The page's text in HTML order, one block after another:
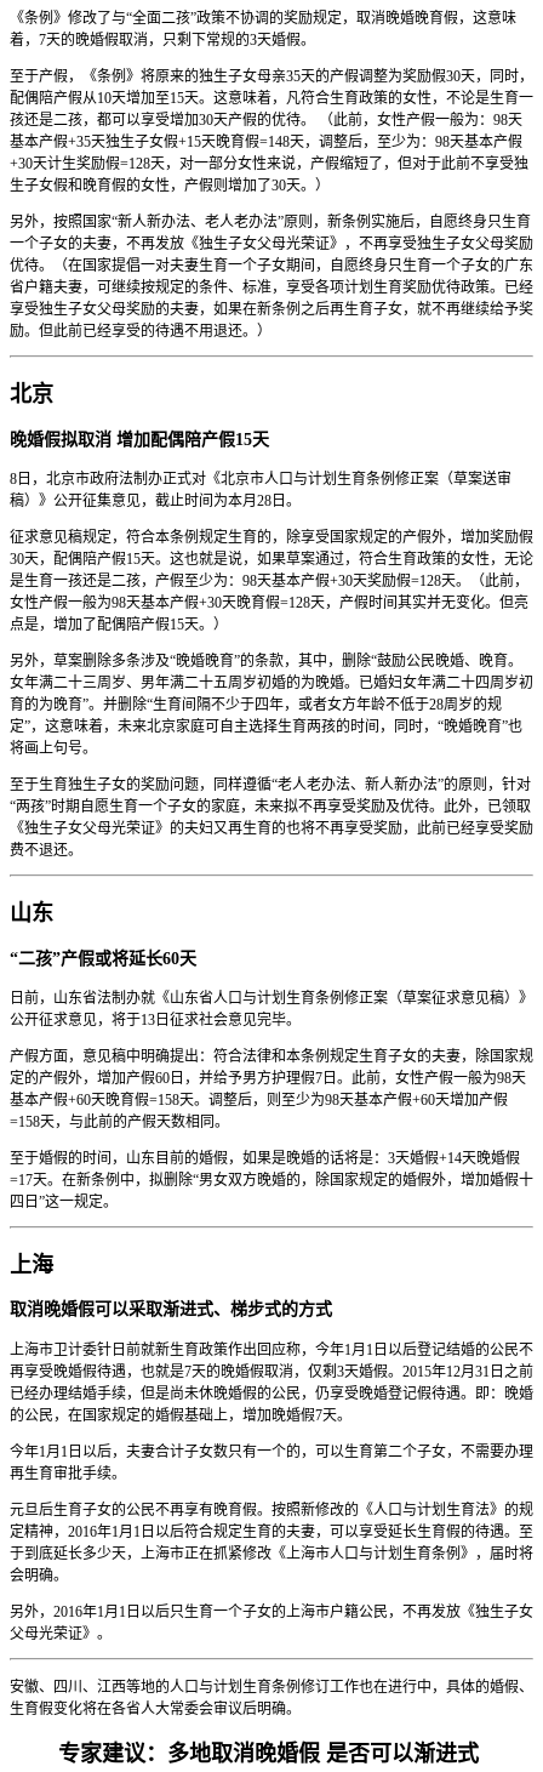
《条例》修改了与“全面二孩”政策不协调的奖励规定，取消晚婚晚育假，这意味
着，7天的晚婚假取消，只剩下常规的3天婚假。
至于产假，《条例》将原来的独生子女母亲35天的产假调整为奖励假30天，同时，
配偶陪产假从10天增加至15天。这意味着，凡符合生育政策的女性，不论是生育一
孩还是二孩，都可以享受增加30天产假的优待。 （此前，女性产假一般为：98天
基本产假+35天独生子女假+15天晚育假=148天，调整后，至少为：98天基本产假
+30天计生奖励假=128天，对一部分女性来说，产假缩短了，但对于此前不享受独
生子女假和晚育假的女性，产假则增加了30天。）
另外，按照国家“新人新办法、老人老办法”原则，新条例实施后，自愿终身只生育
一个子女的夫妻，不再发放《独生子女父母光荣证》，不再享受独生子女父母奖励
优待。（在国家提倡一对夫妻生育一个子女期间，自愿终身只生育一个子女的广东
省户籍夫妻，可继续按规定的条件、标准，享受各项计划生育奖励优待政策。已经
享受独生子女父母奖励的夫妻，如果在新条例之后再生育子女，就不再继续给予奖
励。但此前已经享受的待遇不用退还。）
北京
晚婚假拟取消 增加配偶陪产假15天
8日，北京市政府法制办正式对《北京市人口与计划生育条例修正案（草案送审
稿）》公开征集意见，截止时间为本月28日。
征求意见稿规定，符合本条例规定生育的，除享受国家规定的产假外，增加奖励假
30天，配偶陪产假15天。这也就是说，如果草案通过，符合生育政策的女性，无论
是生育一孩还是二孩，产假至少为：98天基本产假+30天奖励假=128天。（此前，
女性产假一般为98天基本产假+30天晚育假=128天，产假时间其实并无变化。但亮
点是，增加了配偶陪产假15天。）
另外，草案删除多条涉及“晚婚晚育”的条款，其中，删除“鼓励公民晚婚、晚育。
女年满二十三周岁、男年满二十五周岁初婚的为晚婚。已婚妇女年满二十四周岁初
育的为晚育”。并删除“生育间隔不少于四年，或者女方年龄不低于28周岁的规
定”，这意味着，未来北京家庭可自主选择生育两孩的时间，同时，“晚婚晚育”也
将画上句号。
至于生育独生子女的奖励问题，同样遵循“老人老办法、新人新办法”的原则，针对
“两孩”时期自愿生育一个子女的家庭，未来拟不再享受奖励及优待。此外，已领取
《独生子女父母光荣证》的夫妇又再生育的也将不再享受奖励，此前已经享受奖励
费不退还。
山东
“二孩”产假或将延长60天
日前，山东省法制办就《山东省人口与计划生育条例修正案（草案征求意见稿）》
公开征求意见，将于13日征求社会意见完毕。
产假方面，意见稿中明确提出：符合法律和本条例规定生育子女的夫妻，除国家规
定的产假外，增加产假60日，并给予男方护理假7日。此前，女性产假一般为98天
基本产假+60天晚育假=158天。调整后，则至少为98天基本产假+60天增加产假
=158天，与此前的产假天数相同。
至于婚假的时间，山东目前的婚假，如果是晚婚的话将是：3天婚假+14天晚婚假
=17天。在新条例中，拟删除“男女双方晚婚的，除国家规定的婚假外，增加婚假十
四日”这一规定。
上海
取消晚婚假可以采取渐进式、梯步式的方式
上海市卫计委针日前就新生育政策作出回应称，今年1月1日以后登记结婚的公民不
再享受晚婚假待遇，也就是7天的晚婚假取消，仅剩3天婚假。2015年12月31日之前
已经办理结婚手续，但是尚未休晚婚假的公民，仍享受晚婚登记假待遇。即：晚婚
的公民，在国家规定的婚假基础上，增加晚婚假7天。
今年1月1日以后，夫妻合计子女数只有一个的，可以生育第二个子女，不需要办理
再生育审批手续。
元旦后生育子女的公民不再享有晚育假。按照新修改的《人口与计划生育法》的规
定精神，2016年1月1日以后符合规定生育的夫妻，可以享受延长生育假的待遇。至
于到底延长多少天，上海市正在抓紧修改《上海市人口与计划生育条例》，届时将
会明确。
另外，2016年1月1日以后只生育一个子女的上海市户籍公民，不再发放《独生子女
父母光荣证》。
安徽、四川、江西等地的人口与计划生育条例修订工作也在进行中，具体的婚假、
生育假变化将在各省人大常委会审议后明确。
专家建议：多地取消晚婚假 是否可以渐进式